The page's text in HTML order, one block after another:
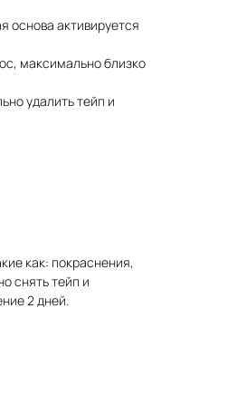
основа активируется
максимально близко
удалить тейп и
как: покраснения,
снять тейп и
2 дней.